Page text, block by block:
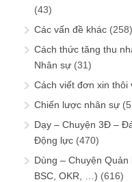
(43)
Các vấn đề khác (258)
Cách thức tăng thu
Nhân sự (31)
Cách viết đơn xin thôi
Chiến lược nhân sự
Dạy – Chuyện 3Đ –
Động lực (470)
Dùng – Chuyện Quản
BSC, OKR, …) (616)